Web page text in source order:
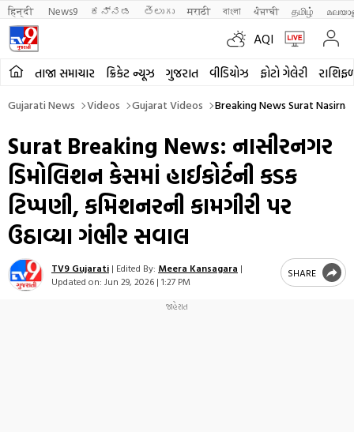
हिन्दी News9 ಕನ್ನಡ తెలుగు मराठी বাংলা ਪੰਜਾਬੀ தமிழ்
AQI
તાજા સમાચાર ક્રિકેટ ન્યૂઝ ગુજરાત વીડિયોઝ ફોટો ગેલેરી
Gujarati News Videos Gujarat Videos Breaking News Surat
Surat Breaking News: નાસીરનગર
ડિમોલિશન કેસમાં હાઈકોર્ટની કડક
ટિપ્પણી, કમિશનરની કામગીરી પર
ઉઠાવ્યા ગંભીર સવાલ
TV9 Gujarati | Edited By: Meera Kansagara |
Updated on: Jun 29, 2026 | 1:27 PM
SHARE